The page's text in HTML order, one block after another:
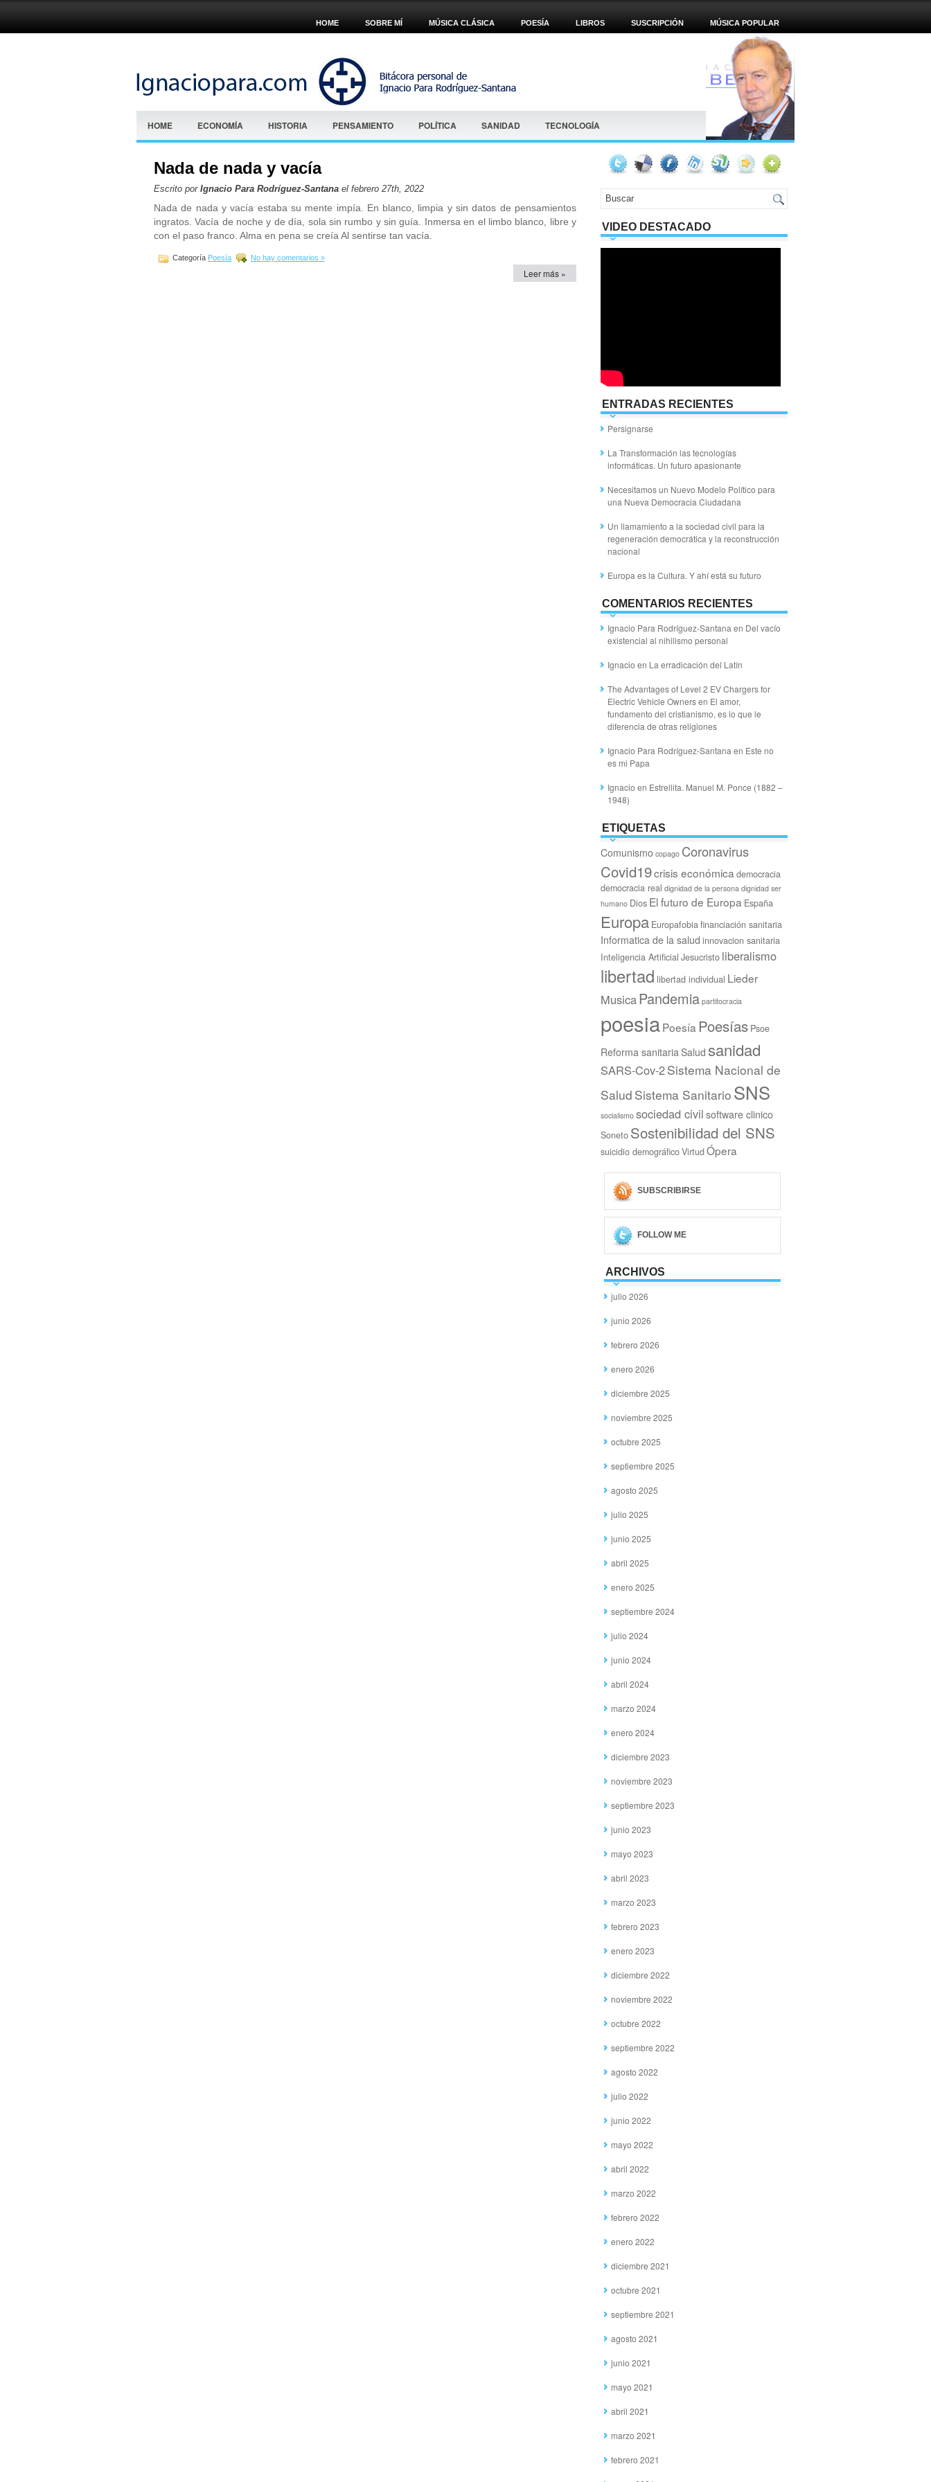
HOME SOBRE MÍ MÚSICA CLÁSICA POESÍA LIBROS SUSCRIPCIÓN MÚSICA POPULAR
HOME ECONOMÍA HISTORIA PENSAMIENTO POLÍTICA SANIDAD TECNOLOGÍA
Nada de nada y vacía
Escrito por Ignacio Para Rodríguez-Santana el febrero 27th, 2022
Nada de nada y vacía estaba su mente impía. En blanco, limpia y sin datos de pensamientos
ingratos. Vacía de noche y de día, sola sin rumbo y sin guía. Inmersa en el limbo blanco, libre y
con el paso franco. Alma en pena se creía Al sentirse tan vacía.
Categoría Poesía No hay comentarios »
Leer más »
VIDEO DESTACADO
ENTRADAS RECIENTES
Persignarse
La Transformación las tecnologías
informáticas. Un futuro apasionante
Necesitamos un Nuevo Modelo Político para
una Nueva Democracia Ciudadana
Un llamamiento a la sociedad civil para la
regeneración democrática y la reconstrucción
nacional
Europa es la Cultura. Y ahí está su futuro
COMENTARIOS RECIENTES
Ignacio Para Rodríguez-Santana en Del vacío
existencial al nihilismo personal
Ignacio en La erradicación del Latín
The Advantages of Level 2 EV Chargers for
Electric Vehicle Ownersen El amor,
fundamento del cristianismo, es lo que le
diferencia de otras religiones
Ignacio Para Rodríguez-Santana en Este no
es mi Papa
Ignacio en Estrellita. Manuel M. Ponce (1882 –
1948)
ETIQUETAS
Comunismo copago Coronavirus
Covid19crisis económica democracia
democracia real dignidad de la persona dignidad ser
humano Dios El futuro de Europa España
Europa Europafobiafinanciación sanitaria
Informatica de la salud innovacion sanitaria
Inteligencia Artificial Jesucristo liberalismo
libertad libertad individual Lieder
MusicaPandemia partitocracia
poesiaPoesía Poesías Psoe
Reforma sanitariaSalud sanidad
SARS-Cov-2Sistema Nacional de
Salud Sistema Sanitario SNS
socialismo sociedad civil software clinico
Soneto Sostenibilidad del SNS
suicidio demográficoVirtudÓpera
SUBSCRIBIRSE
FOLLOW ME
ARCHIVOS
julio 2026
junio 2026
febrero 2026
enero 2026
diciembre 2025
noviembre 2025
octubre 2025
septiembre 2025
agosto 2025
julio 2025
junio 2025
abril 2025
enero 2025
septiembre 2024
julio 2024
junio 2024
abril 2024
marzo 2024
enero 2024
diciembre 2023
noviembre 2023
septiembre 2023
junio 2023
mayo 2023
abril 2023
marzo 2023
febrero 2023
enero 2023
diciembre 2022
noviembre 2022
octubre 2022
septiembre 2022
agosto 2022
julio 2022
junio 2022
mayo 2022
abril 2022
marzo 2022
febrero 2022
enero 2022
diciembre 2021
octubre 2021
septiembre 2021
agosto 2021
junio 2021
mayo 2021
abril 2021
marzo 2021
febrero 2021